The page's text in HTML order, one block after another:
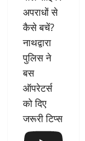
अपराधों से
कैसे बचें?
नाथद्वारा
पुलिस ने
बस
ऑपरेटर्स
को दिए
जरूरी टिप्स